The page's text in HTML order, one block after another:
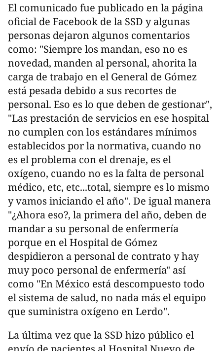
El comunicado fue publicado en la página
oficial de Facebook de la SSD y algunas
personas dejaron algunos comentarios
como: "Siempre los mandan, eso no es
novedad, manden al personal, ahorita la
carga de trabajo en el General de Gómez
está pesada debido a sus recortes de
personal. Eso es lo que deben de gestionar",
"Las prestación de servicios en ese hospital
no cumplen con los estándares mínimos
establecidos por la normativa, cuando no
es el problema con el drenaje, es el
oxígeno, cuando no es la falta de personal
médico, etc, etc...total, siempre es lo mismo
y vamos iniciando el año". De igual manera
"¿Ahora eso?, la primera del año, deben de
mandar a su personal de enfermería
porque en el Hospital de Gómez
despidieron a personal de contrato y hay
muy poco personal de enfermería" así
como "En México está descompuesto todo
el sistema de salud, no nada más el equipo
que suministra oxígeno en Lerdo".
La última vez que la SSD hizo público el